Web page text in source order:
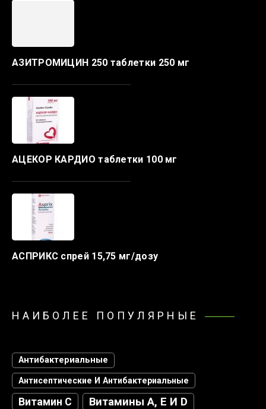
АЗИТРОМИЦИН 250 таблетки 250 мг
АЦЕКОР КАРДИО таблетки 100 мг
АСПРИКС спрей 15,75 мг/дозу
НАИБОЛЕЕ ПОПУЛЯРНЫЕ
Антибактериальные
Антисептические И Антибактериальные
Витамин С Витамины А, Е И D